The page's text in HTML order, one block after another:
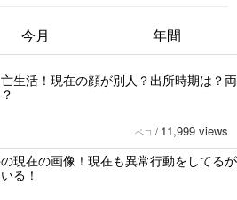
今月 年間
生活！現在の顔が別人？出所時期は？両
ペコ / 11,999 views
現在の画像！現在も異常行動をしてるが
る！